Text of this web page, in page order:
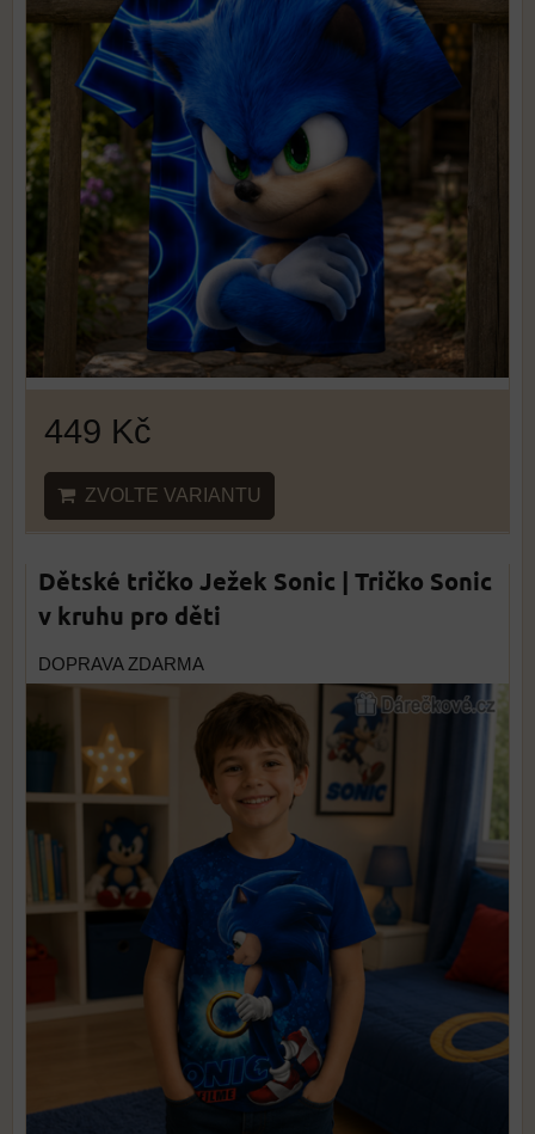
449 Kč
ZVOLTE VARIANTU
Dětské tričko Ježek Sonic | Tričko Sonic
v kruhu pro děti
DOPRAVA ZDARMA